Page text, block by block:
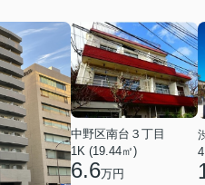
中野区南台３丁目
1K (19.44㎡)
6.6万円